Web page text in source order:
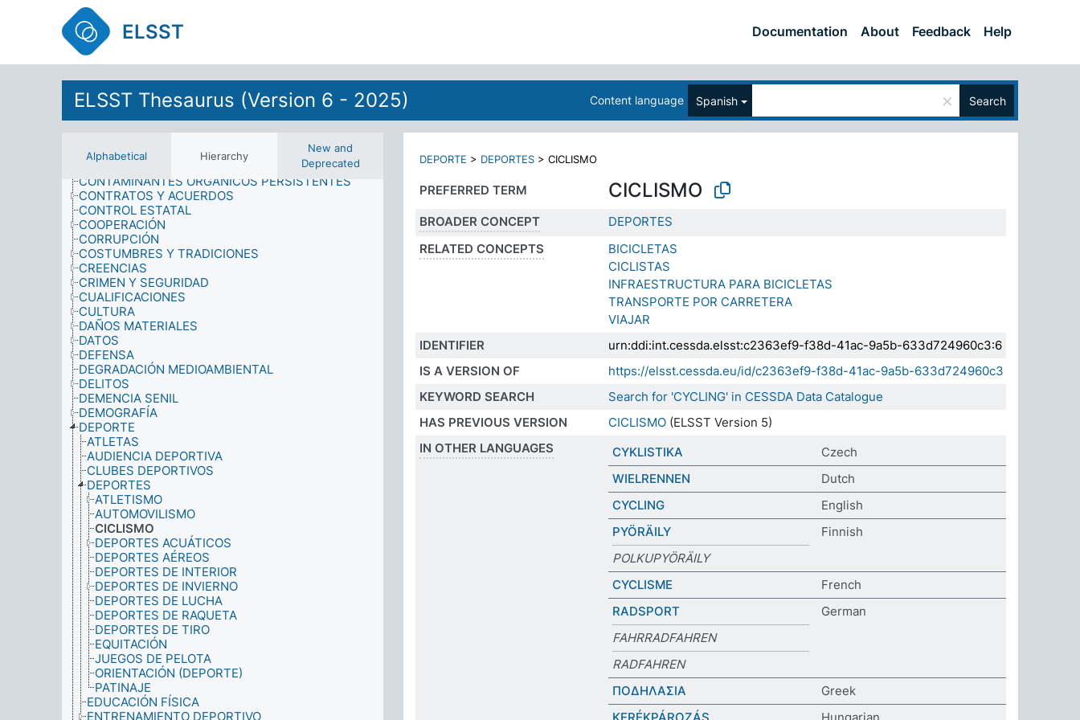
ELSST Documentation About Feedback Help
ELSST Thesaurus (Version 6 - 2025) Content language Spanish × Search
Alphabetical Hierarchy
New and
Deprecated
CIENCIAS MÉDICAS
CIENCIAS SOCIALES
CINTURONES VERDES
CLIMA
COMPORTAMIENTO HUMANO
CONCIENCIA
CONCURSOS
CONDICIONES CULTURALES
CONFLICTOS
CONSERVACIÓN
CONSUMO
CONTAMINANTES ORGÁNICOS PERSISTENTES
CONTRATOS Y ACUERDOS
CONTROL ESTATAL
COOPERACIÓN
CORRUPCIÓN
COSTUMBRES Y TRADICIONES
CREENCIAS
CRIMEN Y SEGURIDAD
CUALIFICACIONES
CULTURA
DAÑOS MATERIALES
DATOS
DEFENSA
DEGRADACIÓN MEDIOAMBIENTAL
DELITOS
DEMENCIA SENIL
DEMOGRAFÍA
DEPORTE
ATLETAS
AUDIENCIA DEPORTIVA
CLUBES DEPORTIVOS
DEPORTES
ATLETISMO
AUTOMOVILISMO
CICLISMO
DEPORTES ACUÁTICOS
DEPORTES AÉREOS
DEPORTES DE INTERIOR
DEPORTES DE INVIERNO
DEPORTES DE LUCHA
DEPORTES DE RAQUETA
DEPORTES DE TIRO
EQUITACIÓN
JUEGOS DE PELOTA
ORIENTACIÓN (DEPORTE)
PATINAJE
EDUCACIÓN FÍSICA
ENTRENAMIENTO DEPORTIVO
DEPORTE > DEPORTES > CICLISMO
PREFERRED TERM CICLISMO
BROADER CONCEPT
DEPORTES
RELATED CONCEPTS
BICICLETAS
CICLISTAS
INFRAESTRUCTURA PARA BICICLETAS
TRANSPORTE POR CARRETERA
VIAJAR
IDENTIFIER
urn:ddi:int.cessda.elsst:c2363ef9-f38d-41ac-9a5b-633d724960c3:6
IS A VERSION OF
https://elsst.cessda.eu/id/c2363ef9-f38d-41ac-9a5b-633d724960c3
KEYWORD SEARCH
Search for 'CYCLING' in CESSDA Data Catalogue
HAS PREVIOUS VERSION
CICLISMO (ELSST Version 5)
IN OTHER LANGUAGES
CYKLISTIKA
Czech
WIELRENNEN
Dutch
CYCLING
English
PYÖRÄILY
Finnish
POLKUPYÖRÄILY
CYCLISME
French
RADSPORT
German
FAHRRADFAHREN
RADFAHREN
ΠΟΔΗΛΑΣΙΑ
Greek